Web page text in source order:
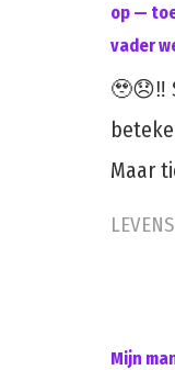
op —
vader
🥹😞‼️
Maar
Mijn